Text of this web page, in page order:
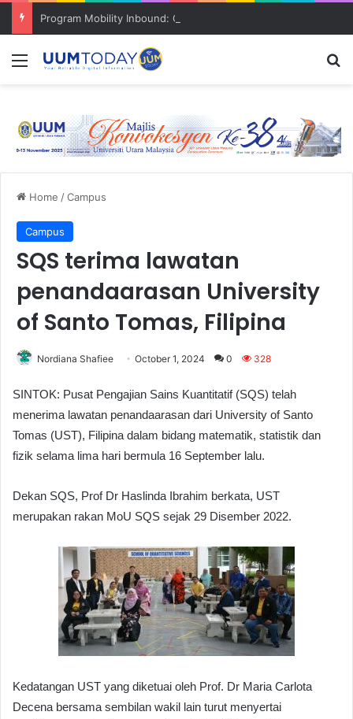
Menu
Home /Campus
Campus
SQS terima lawatan
penandaarasan University
of Santo Tomas, Filipina
Nordiana Shafiee October 1, 2024 0 328
SINTOK: Pusat Pengajian Sains Kuantitatif (SQS) telah
menerima lawatan penandaarasan dari University of Santo
Tomas (UST), Filipina dalam bidang matematik, statistik dan
fizik selama lima hari bermula 16 September lalu.
Dekan SQS, Prof Dr Haslinda Ibrahim berkata, UST
merupakan rakan MoU SQS sejak 29 Disember 2022.
Kedatangan UST yang diketuai oleh Prof. Dr Maria Carlota
Decena bersama sembilan wakil lain turut menyertai